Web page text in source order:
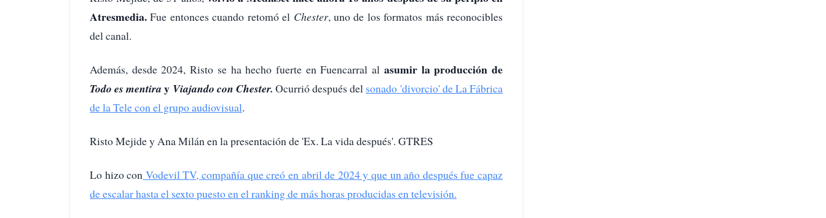
Atresmedia. Fue entonces cuando retomó el Chester, uno de los formatos más reconocibles
del canal.
Además, desde 2024, Risto se ha hecho fuerte en Fuencarral al asumir la producción de
Todo es mentiray Viajando con Chester. Ocurrió después del sonado 'divorcio' de La Fábrica
de la Tele con el grupo audiovisual.
Risto Mejide y Ana Milán en la presentación de 'Ex. La vida después'. GTRES
Lo hizo con Vodevil TV, compañía que creó en abril de 2024 y que un año después fue capaz
de escalar hasta el sexto puesto en el ranking de más horas producidas en televisión.